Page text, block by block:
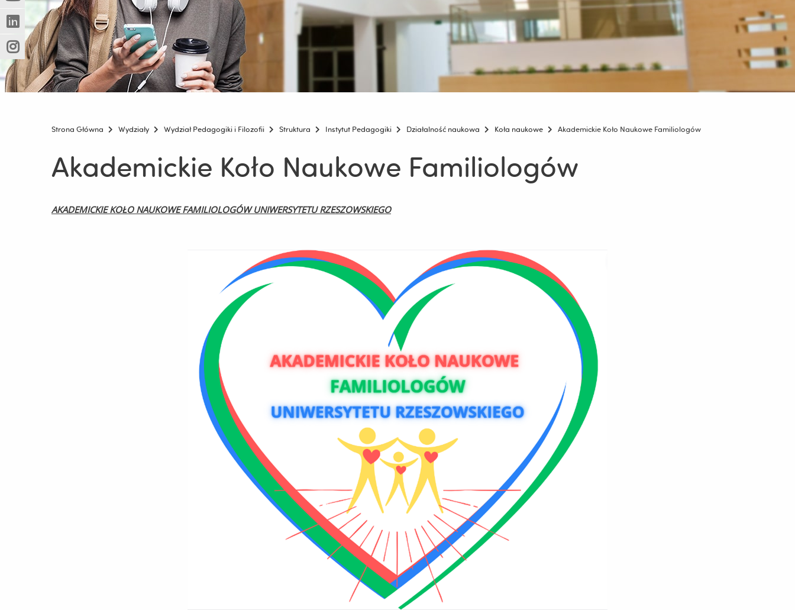
innej
strony)
okno)
do
innej
strony)
(Nowe
okno)
(Link
do
innej
strony)
(Nowe
okno)
(Link
do
innej
strony)
Strona Główna Wydziały Wydział Pedagogiki i Filozofii Struktura Instytut Pedagogiki Działalność naukowa Koła naukowe Akademickie Koło Naukowe Familiologów
Akademickie Koło Naukowe Familiologów
AKADEMICKIE KOŁO NAUKOWE FAMILIOLOGÓW UNIWERSYTETU RZESZOWSKIEGO